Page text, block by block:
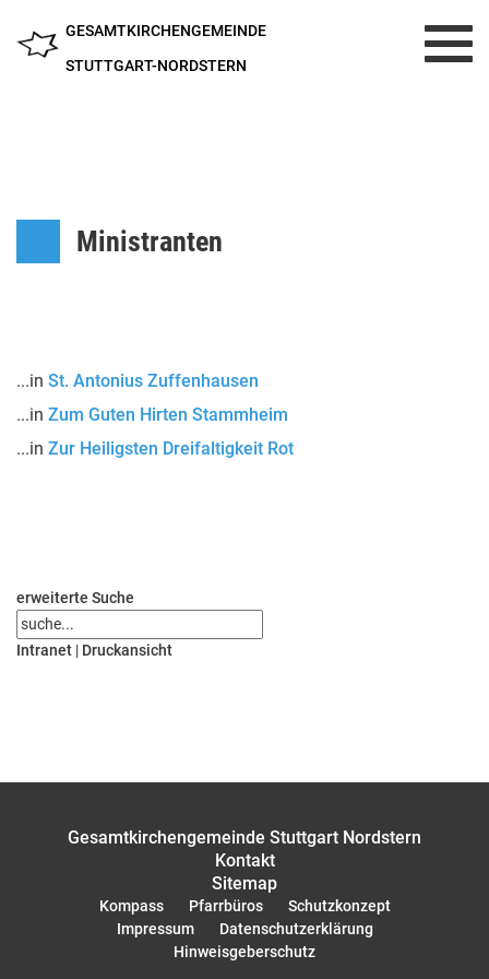
GESAMTKIRCHENGEMEINDE
STUTTGART-NORDSTERN
Ministranten
...in St. Antonius Zuffenhausen
...in Zum Guten Hirten Stammheim
...in Zur Heiligsten Dreifaltigkeit Rot
erweiterte Suche
Intranet | Druckansicht
Gesamtkirchengemeinde Stuttgart Nordstern
Kontakt
Sitemap
Kompass Pfarrbüros
Schutzkonzept
Impressum
Datenschutzerklärung
Hinweisgeberschutz